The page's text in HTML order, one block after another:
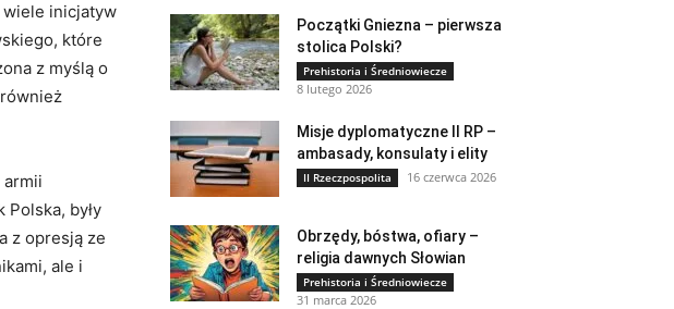
wiele inicjatyw
które
z myślą o
armii
Polska, były
z opresją ze
ale i
Początki Gniezna – pierwsza
stolica Polski?
Prehistoria i Średniowiecze
8 lutego 2026
Misje dyplomatyczne II RP –
ambasady, konsulaty i elity
II Rzeczpospolita 16 czerwca 2026
Obrzędy, bóstwa, ofiary –
religia dawnych Słowian
Prehistoria i Średniowiecze
31 marca 2026